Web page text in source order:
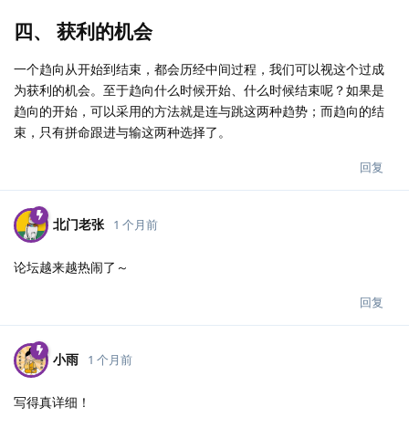
四、 获利的机会
一个趋向从开始到结束，都会历经中间过程，我们可以视这个过成
为获利的机会。至于趋向什么时候开始、什么时候结束呢？如果是
趋向的开始，可以采用的方法就是连与跳这两种趋势；而趋向的结
束，只有拼命跟进与输这两种选择了。
回复
北门老张 1 个月前
论坛越来越热闹了～
回复
小雨 1 个月前
写得真详细！